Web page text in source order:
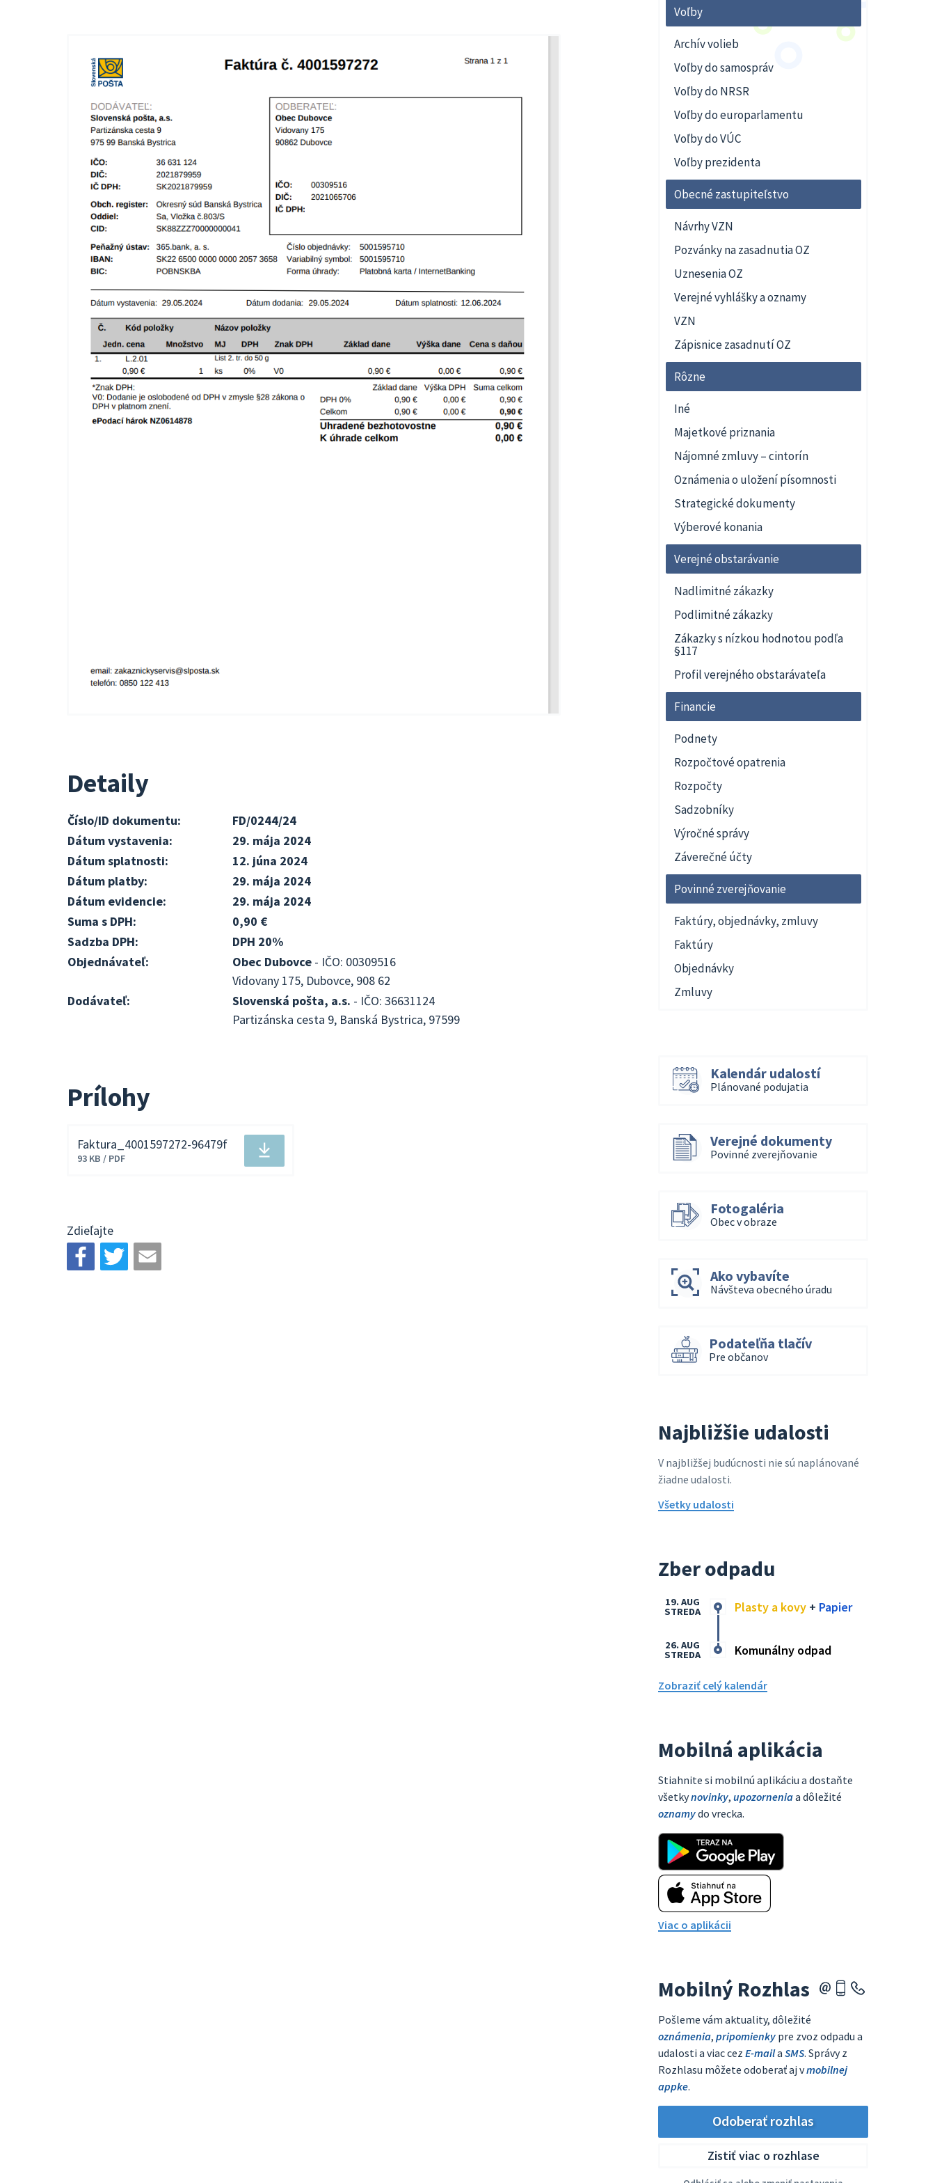
Detaily
Číslo/ID dokumentu:
FD/0244/24
Dátum vystavenia:
29. mája 2024
Dátum splatnosti:
12. júna 2024
Dátum platby:
29. mája 2024
Dátum evidencie:
29. mája 2024
Suma s DPH:
0,90 €
Sadzba DPH:
DPH 20%
Objednávateľ:
Obec Dubovce - IČO: 00309516
Vidovany 175, Dubovce, 908 62
Dodávateľ:
Slovenská pošta, a.s. - IČO: 36631124
Partizánska cesta 9, Banská Bystrica, 97599
Prílohy
Stiahnuť
Faktura_4001597272-96479f
93 KB / PDF
Zdieľajte
Voľby
Archív volieb
Voľby do samospráv
Voľby do NRSR
Voľby do europarlamentu
Voľby do VÚC
Voľby prezidenta
Obecné zastupiteľstvo
Návrhy VZN
Pozvánky na zasadnutia OZ
Uznesenia OZ
Verejné vyhlášky a oznamy
VZN
Zápisnice zasadnutí OZ
Rôzne
Iné
Majetkové priznania
Nájomné zmluvy – cintorín
Oznámenia o uložení písomnosti
Strategické dokumenty
Výberové konania
Verejné obstarávanie
Nadlimitné zákazky
Podlimitné zákazky
Zákazky s nízkou hodnotou podľa
§117
Profil verejného obstarávateľa
Financie
Podnety
Rozpočtové opatrenia
Rozpočty
Sadzobníky
Výročné správy
Záverečné účty
Povinné zverejňovanie
Faktúry, objednávky, zmluvy
Faktúry
Objednávky
Zmluvy
Kalendár udalostí
Plánované podujatia
Verejné dokumenty
Povinné zverejňovanie
Fotogaléria
Obec v obraze
Ako vybavíte
Návšteva obecného úradu
Podateľňa tlačív
Pre občanov
Najbližšie udalosti
V najbližšej budúcnosti nie sú naplánované
žiadne udalosti.
Všetky udalosti
Zber odpadu
Plasty a kovy + Papier
19. AUG
STREDA
Komunálny odpad
26. AUG
STREDA
Zobraziť celý kalendár
Mobilná aplikácia
Stiahnite si mobilnú aplikáciu a dostaňte
všetkynovinky, upozorneniaa dôležité
oznamydo vrecka.
Viac o aplikácii
Mobilný Rozhlas
Pošleme vám aktuality, dôležité
oznámenia, pripomienky pre zvoz odpadu a
udalosti a viac cez E-maila SMS. Správy z
Rozhlasu môžete odoberať aj vmobilnej
appke.
Odoberať rozhlas
Zistiť viac o rozhlase